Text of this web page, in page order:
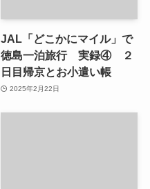
JAL「どこかにマイル」で
徳島一泊旅行 実録④ ２
日目帰京とお小遣い帳
2025年2月22日